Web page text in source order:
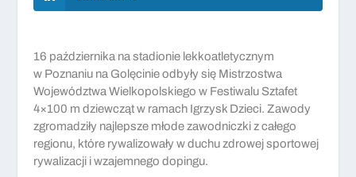
16 października na stadionie lekkoatletycznym
w Poznaniu na Golęcinie odbyły się Mistrzostwa
Województwa Wielkopolskiego w Festiwalu Sztafet
4×100 m dziewcząt w ramach Igrzysk Dzieci. Zawody
zgromadziły najlepsze młode zawodniczki z całego
regionu, które rywalizowały w duchu zdrowej sportowej
rywalizacji i wzajemnego dopingu.